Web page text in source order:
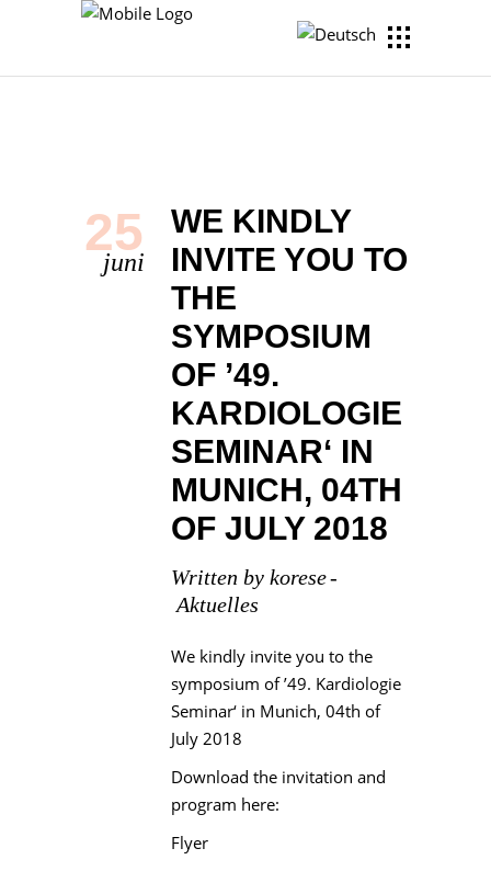
25
juni
WE KINDLY
INVITE YOU TO
THE
SYMPOSIUM
OF ’49.
KARDIOLOGIE
SEMINAR‘ IN
MUNICH, 04TH
OF JULY 2018
Written by korese
Aktuelles
We kindly invite you to the
symposium of ’49. Kardiologie
Seminar‘ in Munich, 04th of
July 2018
Download the invitation and
program here:
Flyer